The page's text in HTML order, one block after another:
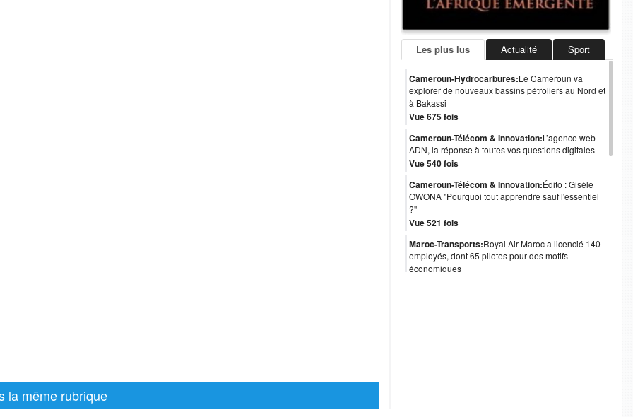
la même rubrique
Les plus lus Actualité Sport
Cameroun-Hydrocarbures:Le Cameroun va
explorer de nouveaux bassins pétroliers au Nord et
à Bakassi
Vue 675 fois
Cameroun-Télécom & Innovation:L’agence web
ADN, la réponse à toutes vos questions digitales
Vue 540 fois
Cameroun-Télécom & Innovation:Édito : Gisèle
OWONA "Pourquoi tout apprendre sauf l'essentiel
?"
Vue 521 fois
Maroc-Transports:Royal Air Maroc a licencié 140
employés, dont 65 pilotes pour des motifs
économiques